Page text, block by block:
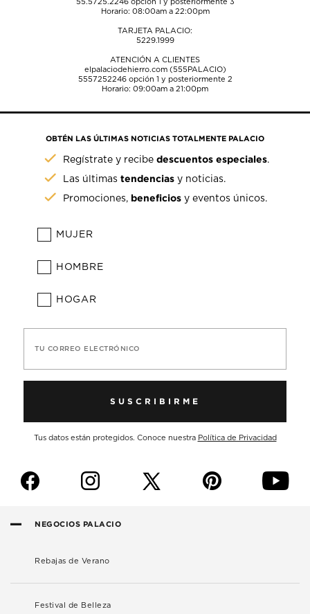
55.5725.2246opción 1 y posteriormente 3
Horario: 08:00am a 22:00pm
TARJETA PALACIO:
5229.1999
ATENCIÓN A CLIENTES
elpalaciodehierro.com (555PALACIO)
5557252246opción 1 y posteriormente 2
Horario: 09:00am a 21:00pm
OBTÉN LAS ÚLTIMAS NOTICIAS TOTALMENTE PALACIO
Regístrate y recibedescuentos especiales.
Las últimastendencias y noticias.
Promociones, beneficios y eventos únicos.
MUJER
HOMBRE
HOGAR
TU CORREO ELECTRÓNICO
SUSCRIBIRME
Tus datos están protegidos. Conoce nuestra Política de Privacidad
f i p y
NEGOCIOS PALACIO
Rebajas de Verano
Festival de Belleza